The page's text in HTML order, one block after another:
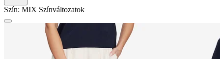
Szín: MIX Színváltozatok